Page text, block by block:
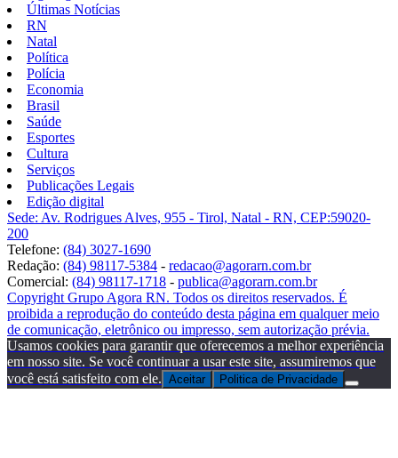
Últimas Notícias
RN
Natal
Política
Polícia
Economia
Brasil
Saúde
Esportes
Cultura
Serviços
Publicações Legais
Edição digital
Sede: Av. Rodrigues Alves, 955 - Tirol, Natal - RN, CEP:59020-
200
Telefone: (84) 3027-1690
Redação: (84) 98117-5384 - redacao@agorarn.com.br
Comercial: (84) 98117-1718 - publica@agorarn.com.br
Copyright Grupo Agora RN. Todos os direitos reservados. É
proibida a reprodução do conteúdo desta página em qualquer meio
de comunicação, eletrônico ou impresso, sem autorização prévia.
Usamos cookies para garantir que oferecemos a melhor experiência
em nosso site. Se você continuar a usar este site, assumiremos que
você está satisfeito com ele. Aceitar Politica de Privacidade